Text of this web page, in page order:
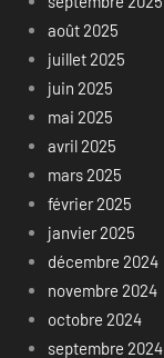
août 2025
juillet 2025
juin 2025
mai 2025
avril 2025
mars 2025
février 2025
janvier 2025
décembre 2024
novembre 2024
octobre 2024
septembre 2024